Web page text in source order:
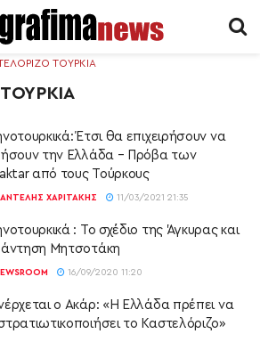
ΤΟΥΡΚΙΑ
Έτσι θα επιχειρήσουν να
την Ελλάδα – Πρόβα των
από τους Τούρκους
ΧΑΡΙΤΆΚΗΣ 11/03/2021 21:35
: Το σχέδιο της Άγκυρας και
Μητσοτάκη
16/09/2020 11:20
ο Ακάρ: «Η Ελλάδα πρέπει να
το Καστελόριζο»